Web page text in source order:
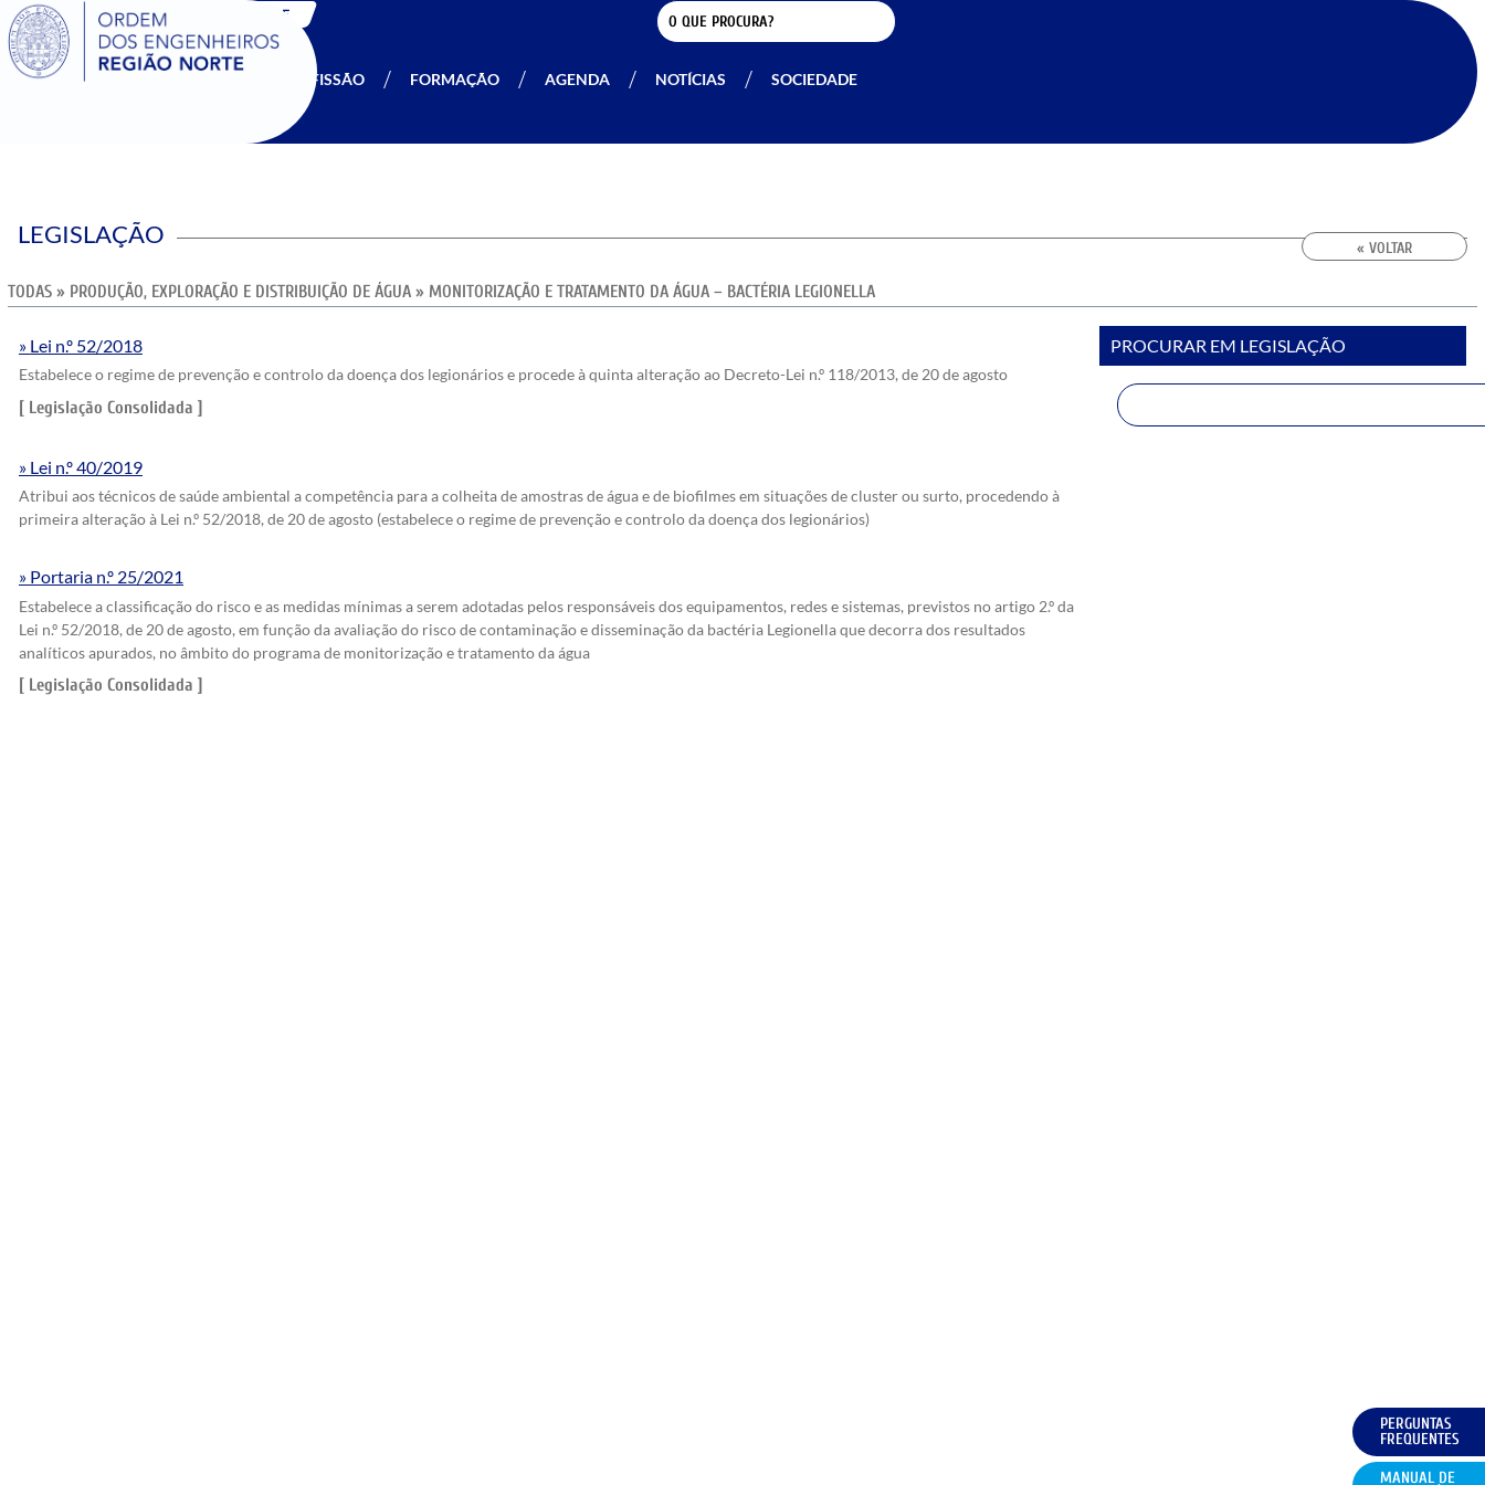
SIGOE
A OERN PROFISSÃO FORMAÇÃO AGENDA NOTÍCIAS SOCIEDADE
« VOLTAR
LEGISLAÇÃO
TODAS » PRODUÇÃO, EXPLORAÇÃO E DISTRIBUIÇÃO DE ÁGUA » MONITORIZAÇÃO E TRATAMENTO DA ÁGUA – BACTÉRIA LEGIONELLA
Lei n.º 52/2018
Estabelece o regime de prevenção e controlo da doença dos legionários e procede à quinta alteração ao Decreto-Lei n.º 118/2013, de 20 de agosto
[ Legislação Consolidada ]
Lei n.º 40/2019
Atribui aos técnicos de saúde ambiental a competência para a colheita de amostras de água e de biofilmes em situações de cluster ou surto, procedendo à
primeira alteração à Lei n.º 52/2018, de 20 de agosto (estabelece o regime de prevenção e controlo da doença dos legionários)
Portaria n.º 25/2021
Estabelece a classificação do risco e as medidas mínimas a serem adotadas pelos responsáveis dos equipamentos, redes e sistemas, previstos no artigo 2.º da
Lei n.º 52/2018, de 20 de agosto, em função da avaliação do risco de contaminação e disseminação da bactéria Legionella que decorra dos resultados
analíticos apurados, no âmbito do programa de monitorização e tratamento da água
[ Legislação Consolidada ]
PROCURAR EM LEGISLAÇÃO
PERGUNTAS
FREQUENTES
MANUAL DE